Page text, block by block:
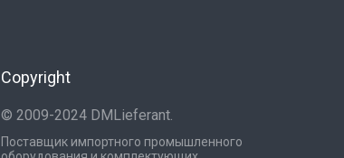
Copyright
© 2009-2024 DMLieferant.
Поставщик импортного промышленного